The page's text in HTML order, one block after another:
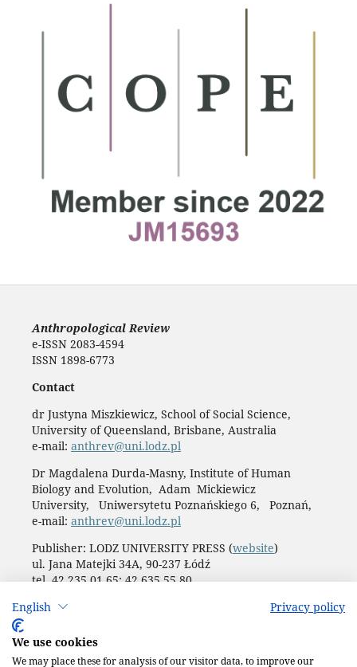
English Privacy policy
We use cookies
We may place these for analysis of our visitor data, to improve our
Anthropological Review
e-ISSN 2083-4594
ISSN 1898-6773
Contact
dr Justyna Miszkiewicz, School of Social Science,
University of Queensland, Brisbane, Australia
e-mail: anthrev@uni.lodz.pl
Dr Magdalena Durda-Masny, Institute of Human
Biology and Evolution, Adam Mickiewicz
University, Uniwersytetu Poznańskiego 6, Poznań,
e-mail: anthrev@uni.lodz.pl
Publisher: LODZ UNIVERSITY PRESS (website)
ul. Jana Matejki 34A, 90-237 Łódź
tel. 42 235 01 65; 42 635 55 80